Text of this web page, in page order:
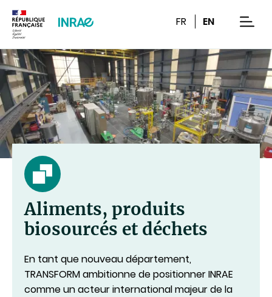
FR EN
Aliments, produits
biosourcés et déchets
En tant que nouveau département,
TRANSFORM ambitionne de positionner INRAE
comme un acteur international majeur de la